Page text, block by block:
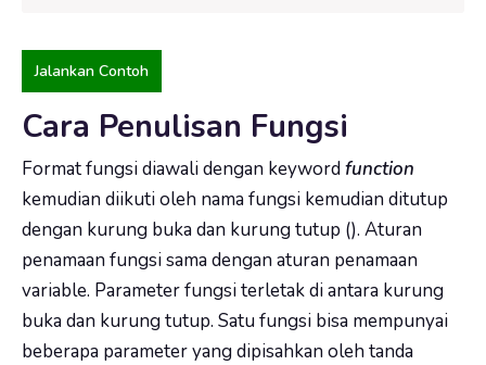
Jalankan Contoh
Cara Penulisan Fungsi
Format fungsi diawali dengan keyword function
kemudian diikuti oleh nama fungsi kemudian ditutup
dengan kurung buka dan kurung tutup (). Aturan
penamaan fungsi sama dengan aturan penamaan
variable. Parameter fungsi terletak di antara kurung
buka dan kurung tutup. Satu fungsi bisa mempunyai
beberapa parameter yang dipisahkan oleh tanda